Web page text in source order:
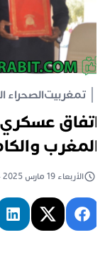
تمغربيتالصحراء
عسكري
الأربعاء 19 مارس 2025 - 01:28